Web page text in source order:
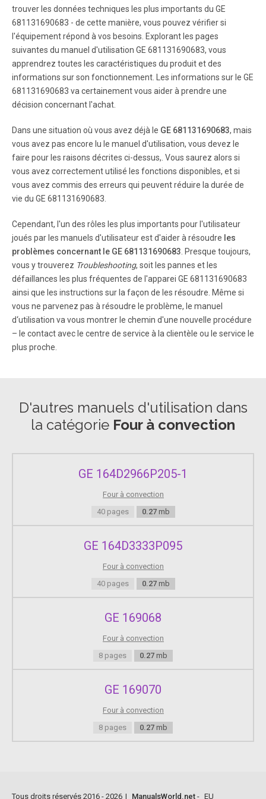
be baked on t he l ower posi tion wit h th e Bake Rack
facing dow n, an d on the uppe r po sitio n wi th the Bake
R ack facin g up.
Page 8
C U ST OM E R A S S I ST A N C E TW O - Y EAR LI MI TE D
W A RRA NTY Wh at does yo ur wa rra nty cov er ? • Any de
fect in mat eri al o r w orkm ans hip . Fo r h ow lon g a f t er
? • Pr ov ide you wit h a new one .
trouver les données techniques les plus importants du GE
681131690683 - de cette manière, vous pouvez vérifier si
l'équipement répond à vos besoins. Explorant les pages
suivantes du manuel d'utilisation GE 681131690683, vous
apprendrez toutes les caractéristiques du produit et des
informations sur son fonctionnement. Les informations sur le GE
681131690683 va certainement vous aider à prendre une
décision concernant l'achat.
Dans une situation où vous avez déjà le GE 681131690683, mais
vous avez pas encore lu le manuel d'utilisation, vous devez le
faire pour les raisons décrites ci-dessus,. Vous saurez alors si
vous avez correctement utilisé les fonctions disponibles, et si
vous avez commis des erreurs qui peuvent réduire la durée de
vie du GE 681131690683.
Cependant, l'un des rôles les plus importants pour l'utilisateur
joués par les manuels d'utilisateur est d'aider à résoudre les
problèmes concernant le GE 681131690683 . Presque toujours,
vous y trouverez Troubleshooting, soit les pannes et les
défaillances les plus fréquentes de l'apparei GE 681131690683
ainsi que les instructions sur la façon de les résoudre. Même si
vous ne parvenez pas à résoudre le problème, le manuel
d‘utilisation va vous montrer le chemin d'une nouvelle procédure
– le contact avec le centre de service à la clientèle ou le service le
plus proche.
D'autres manuels d'utilisation dans
la catégorie Four à convection
GE 164D2966P205-1
Four à convection
40 pages
0.27mb
GE 164D3333P095
Four à convection
40 pages
0.27mb
GE 169068
Four à convection
8 pages
0.27 mb
GE 169070
Four à convection
8 pages
0.27 mb
Tous droits réservés 2016 - 2026 | ManualsWorld.net - EU